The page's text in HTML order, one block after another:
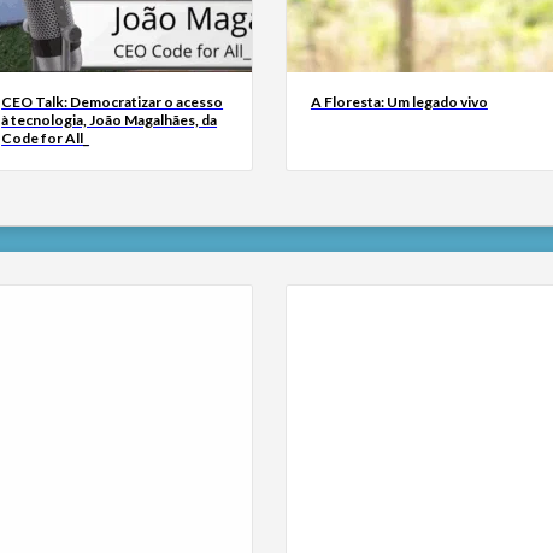
CEO Talk: Democratizar o acesso
à tecnologia, João Magalhães, da
Code for All_
A Floresta: Um legado vivo